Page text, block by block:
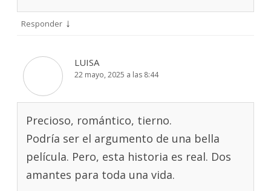
Responder ↓
LUISA
22 mayo, 2025 a las 8:44
Precioso, romántico, tierno.
Podría ser el argumento de una bella
película. Pero, esta historia es real. Dos
amantes para toda una vida.